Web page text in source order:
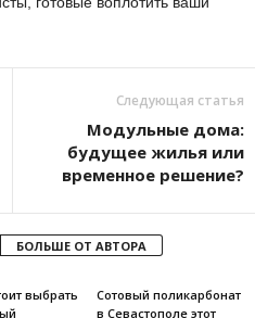
Следующая статья
Модульные дома:
будущее жилья или
временное решение?
БОЛЬШЕ ОТ АВТОРА
выбрать
Сотовый поликарбонат
в Севастополе этот